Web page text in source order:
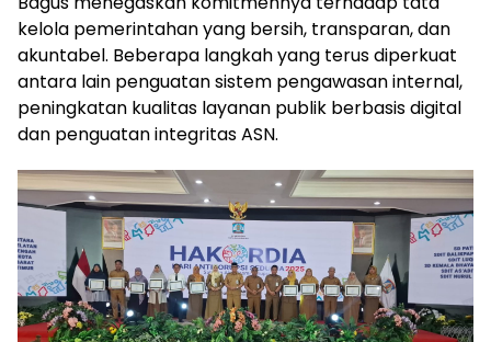
kelola pemerintahan yang bersih, transparan, dan
akuntabel. Beberapa langkah yang terus diperkuat
antara lain penguatan sistem pengawasan internal,
peningkatan kualitas layanan publik berbasis digital
dan penguatan integritas ASN.